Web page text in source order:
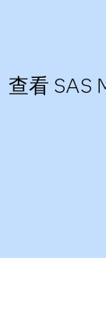
查看 SAS